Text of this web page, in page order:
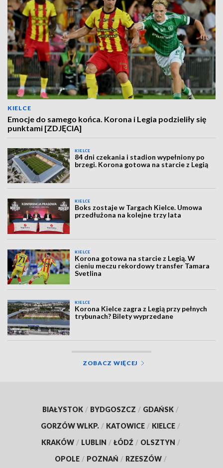
KIELCE
Emocje do samego końca. Korona i Legia podzieliły się
punktami [ZDJĘCIA]
KIELCE
84 dni czekania i stadion wypełniony po
brzegi. Korona gotowa na starcie z Legią
KIELCE
Boks zostaje w Targach Kielce. Umowa
przedłużona na kolejne trzy lata
KIELCE
Korona gotowa na starcie z Legią. W
cieniu meczu rekordowy transfer Tamara
Svetlina
KIELCE
Korona Kielce zagra z Legią przy pełnych
trybunach? Bilety wyprzedane
ZOBACZ WIĘCEJ
BIAŁYSTOK / BYDGOSZCZ / GDAŃSK /
GORZÓW WLKP. / KATOWICE / KIELCE /
KRAKÓW / LUBLIN / ŁÓDŹ / OLSZTYN /
OPOLE / POZNAŃ / RZESZÓW /